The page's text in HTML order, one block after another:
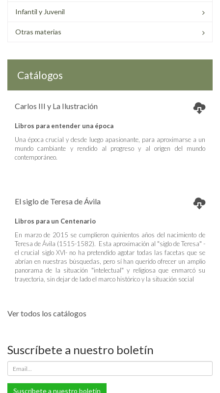
Infantil y Juvenil
Otras materias
Catálogos
Carlos III y La Ilustración
Libros para entender una época
Una época crucial y desde luego apasionante, para aproximarse a un
mundo cambiante y rendido al progreso y al origen del mundo
contemporáneo.
El siglo de Teresa de Ávila
Libros para un Centenario
En marzo de 2015 se cumplieron quinientos años del nacimiento de
Teresa de Ávila (1515-1582). Esta aproximación al "siglo de Teresa" -
el crucial siglo XVI- no ha pretendido agotar todas las facetas que se
abrían en nuestras búsquedas, pero sí han querido ofrecer un amplio
panorama de la situación "intelectual" y religiosa que enmarcó su
trayectoria, sin dejar de lado el marco histórico y la situación social
Ver todos los catálogos
Suscríbete a nuestro boletín
Suscríbete a nuestro boletín